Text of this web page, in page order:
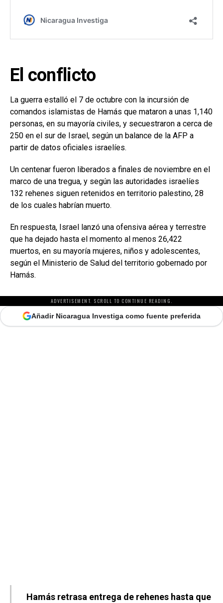
El conflicto
La guerra estalló el 7 de octubre con la incursión de
comandos islamistas de Hamás que mataron a unas 1,140
personas, en su mayoría civiles, y secuestraron a cerca de
250 en el sur de Israel, según un balance de la AFP a
partir de datos oficiales israelíes.
Un centenar fueron liberados a finales de noviembre en el
marco de una tregua, y según las autoridades israelíes
132 rehenes siguen retenidos en territorio palestino, 28
de los cuales habrían muerto.
En respuesta, Israel lanzó una ofensiva aérea y terrestre
que ha dejado hasta el momento al menos 26,422
muertos, en su mayoría mujeres, niños y adolescentes,
según el Ministerio de Salud del territorio gobernado por
Hamás.
ADVERTISEMENT. SCROLL TO CONTINUE READING.
Añadir Nicaragua Investiga como fuente preferida
Hamás retrasa entrega de rehenes hasta que